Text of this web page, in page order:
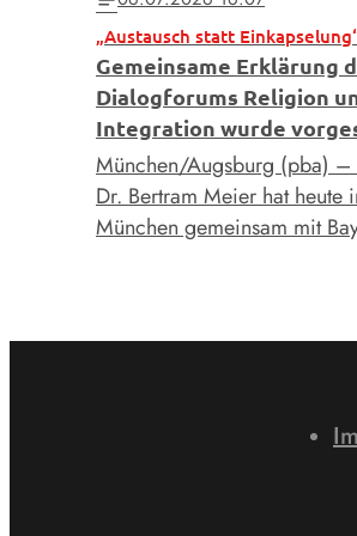
„Austausch statt
Gemeinsame Erklärung
Dialogforums Religion
Integration wurde
München/Augsburg (pba) –
Dr. Bertram Meier hat heute
München gemeinsam mit